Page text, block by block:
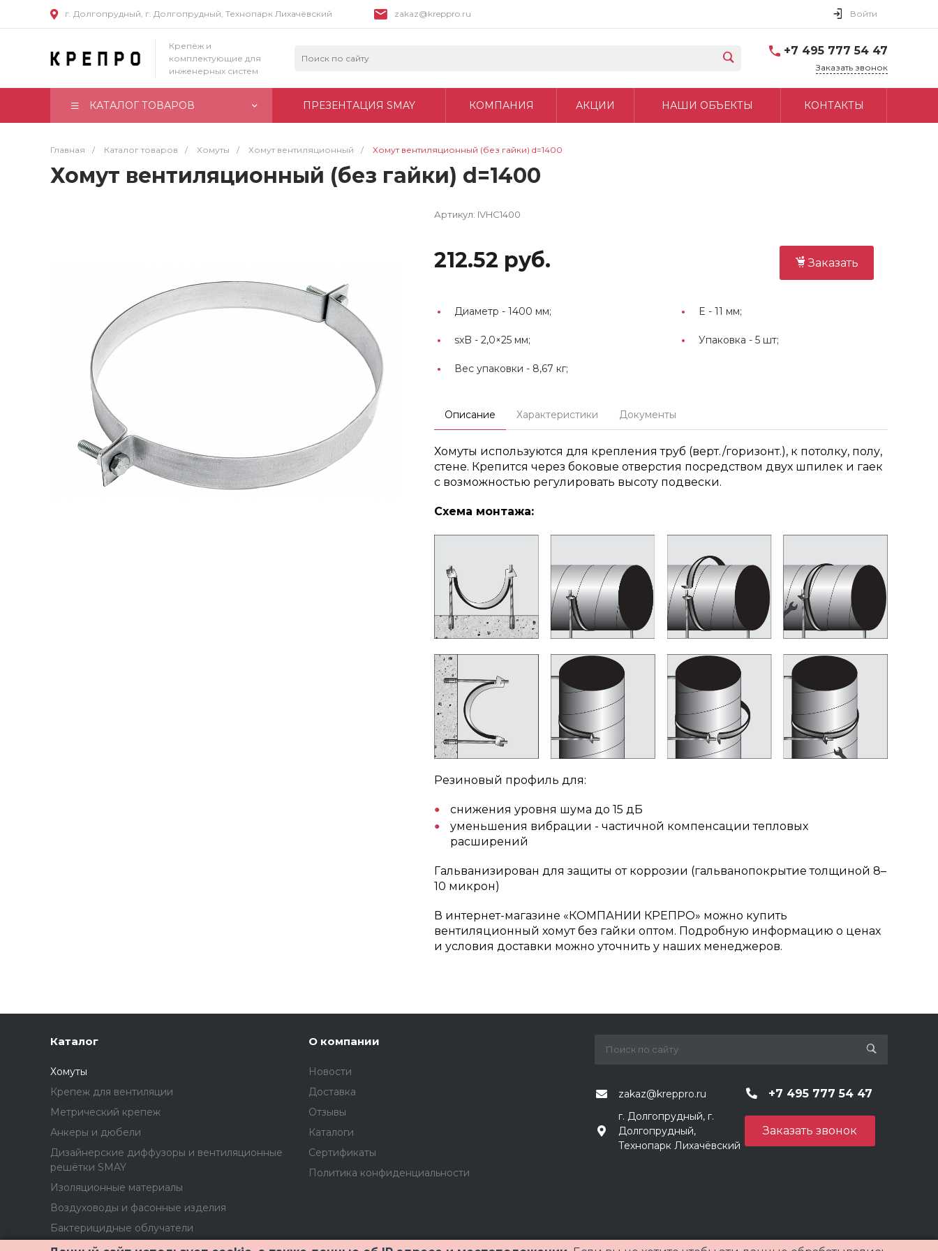
г. Долгопрудный, г. Долгопрудный, Технопарк Лихачёвский zakaz@kreppro.ru Войти
Крепёж и
комплектующие для
инженерных систем
+7 495 777 54 47
Заказать звонок
КАТАЛОГ ТОВАРОВ ПРЕЗЕНТАЦИЯ SMAY КОМПАНИЯ АКЦИИ НАШИ ОБЪЕКТЫ КОНТАКТЫ
Главная / Каталог товаров / Хомуты / Хомут вентиляционный / Хомут вентиляционный (без гайки) d=1400
Хомут вентиляционный (без гайки) d=1400
Артикул: IVHC1400
212.52 руб. Заказать
Диаметр - 1400 мм; E - 11 мм;
sxB - 2,0×25 мм; Упаковка - 5 шт;
Вес упаковки - 8,67 кг;
Описание Характеристики Документы
Хомуты используются для крепления труб (верт./горизонт.), к потолку, полу,
стене. Крепится через боковые отверстия посредством двух шпилек и гаек
с возможностью регулировать высоту подвески.
Схема монтажа:
Резиновый профиль для:
снижения уровня шума до 15 дБ
уменьшения вибрации - частичной компенсации тепловых
расширений
Гальванизирован для защиты от коррозии (гальванопокрытие толщиной 8–
10 микрон)
В интернет-магазине «КОМПАНИИ КРЕПРО» можно купить
вентиляционный хомут без гайки оптом. Подробную информацию о ценах
и условия доставки можно уточнить у наших менеджеров.
Каталог
Хомуты
Крепеж для вентиляции
Метрический крепеж
Анкеры и дюбели
Дизайнерские диффузоры и вентиляционные
решётки SMAY
Изоляционные материалы
Воздуховоды и фасонные изделия
Бактерицидные облучатели
О компании
Новости
Доставка
Отзывы
Каталоги
Сертификаты
Политика конфиденциальности
zakaz@kreppro.ru +7 495 777 54 47
г. Долгопрудный, г.
Долгопрудный,
Технопарк Лихачёвский
Заказать звонок